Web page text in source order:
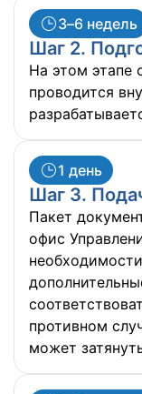
Шаг 2.
3–6 недель
На этом этапе
проводится
Шаг 3.
1 день
Пакет
офис
противном
может